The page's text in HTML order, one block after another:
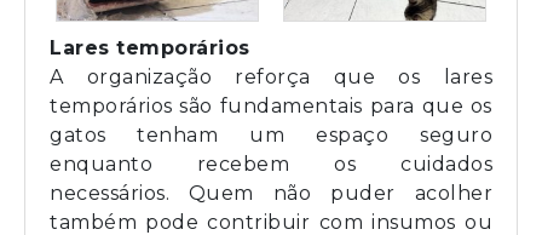
Lares temporários
A organização reforça que os lares
temporários são fundamentais para que os
gatos tenham um espaço seguro
enquanto recebem os cuidados
necessários. Quem não puder acolher
também pode contribuir com insumos ou